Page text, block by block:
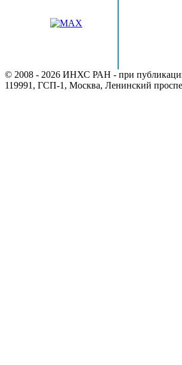
© 2008 - 2026 ИНХС РАН - при публикации
119991, ГСП-1, Москва, Ленинский